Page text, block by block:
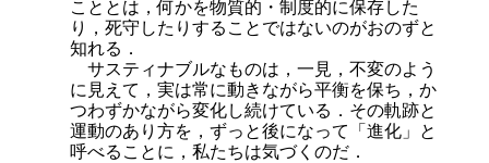
こととは，何かを物質的・制度的に保存した
り，死守したりすることではないのがおのずと
知れる．
サスティナブルなものは，一見，不変のよう
に見えて，実は常に動きながら平衡を保ち，か
つわずかながら変化し続けている．その軌跡と
運動のあり方を，ずっと後になって「進化」と
呼べることに，私たちは気づくのだ．